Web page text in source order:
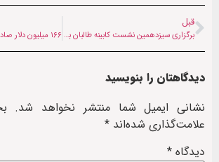
قبل
برگزاری سیزدهمین نشست کابینه طالبان به ریاست نخست‌وزیر
دیدگاهتان را بنویسید
نشانی ایمیل شما منتشر نخواهد شد.
علامت‌گذاری شده‌اند *
دیدگاه *